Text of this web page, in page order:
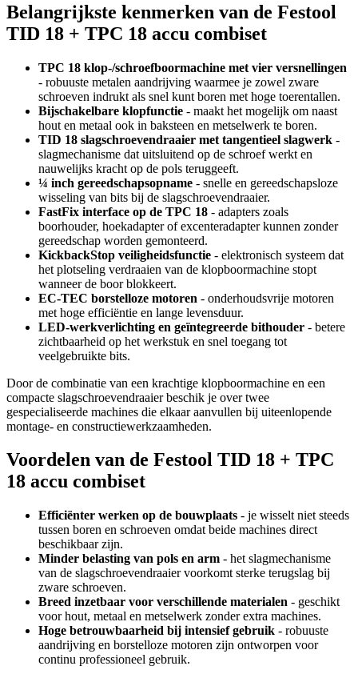
Belangrijkste kenmerken van de Festool
TID 18 + TPC 18 accu combiset
TPC 18 klop-/schroefboormachine met vier versnellingen
- robuuste metalen aandrijving waarmee je zowel zware
schroeven indrukt als snel kunt boren met hoge toerentallen.
Bijschakelbare klopfunctie - maakt het mogelijk om naast
hout en metaal ook in baksteen en metselwerk te boren.
TID 18 slagschroevendraaier met tangentieel slagwerk -
slagmechanisme dat uitsluitend op de schroef werkt en
nauwelijks kracht op de pols teruggeeft.
¼ inch gereedschapsopname - snelle en gereedschapsloze
wisseling van bits bij de slagschroevendraaier.
FastFix interface op de TPC 18 - adapters zoals
boorhouder, hoekadapter of excenteradapter kunnen zonder
gereedschap worden gemonteerd.
KickbackStop veiligheidsfunctie - elektronisch systeem dat
het plotseling verdraaien van de klopboormachine stopt
wanneer de boor blokkeert.
EC-TEC borstelloze motoren - onderhoudsvrije motoren
met hoge efficiëntie en lange levensduur.
LED-werkverlichting en geïntegreerde bithouder - betere
zichtbaarheid op het werkstuk en snel toegang tot
veelgebruikte bits.
Door de combinatie van een krachtige klopboormachine en een
compacte slagschroevendraaier beschik je over twee
gespecialiseerde machines die elkaar aanvullen bij uiteenlopende
montage- en constructiewerkzaamheden.
Voordelen van de Festool TID 18 + TPC
18 accu combiset
Efficiënter werken op de bouwplaats - je wisselt niet steeds
tussen boren en schroeven omdat beide machines direct
beschikbaar zijn.
Minder belasting van pols en arm - het slagmechanisme
van de slagschroevendraaier voorkomt sterke terugslag bij
zware schroeven.
Breed inzetbaar voor verschillende materialen - geschikt
voor hout, metaal en metselwerk zonder extra machines.
Hoge betrouwbaarheid bij intensief gebruik - robuuste
aandrijving en borstelloze motoren zijn ontworpen voor
continu professioneel gebruik.